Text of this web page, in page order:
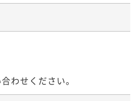
わせください。